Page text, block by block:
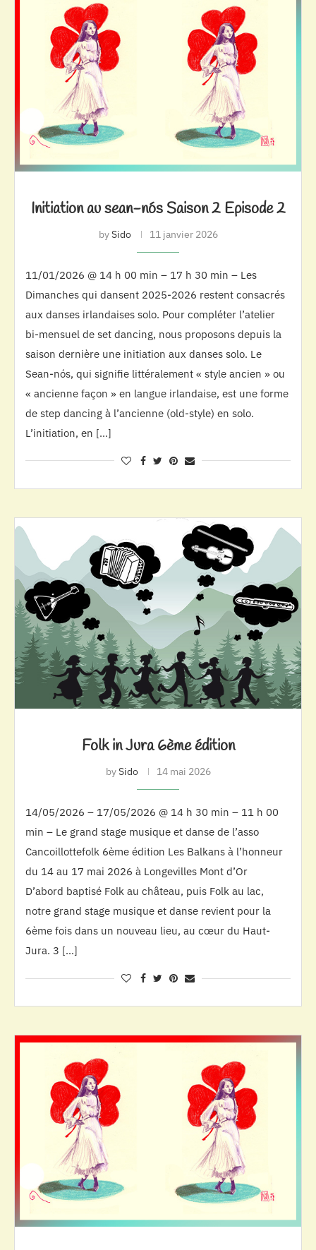
Initiation au sean-nós Saison 2 Episode 2
bySido 11 janvier 2026
11/01/2026 @ 14 h 00 min – 17 h 30 min – Les
Dimanches qui dansent 2025-2026 restent consacrés
aux danses irlandaises solo. Pour compléter l’atelier
bi-mensuel de set dancing, nous proposons depuis la
saison dernière une initiation aux danses solo. Le
Sean-nós, qui signifie littéralement « style ancien » ou
« ancienne façon » en langue irlandaise, est une forme
de step dancing à l’ancienne (old-style) en solo.
L’initiation, en […]
Folk in Jura 6ème édition
bySido 14 mai 2026
14/05/2026 – 17/05/2026 @ 14 h 30 min – 11 h 00
min – Le grand stage musique et danse de l’asso
Cancoillottefolk 6ème édition Les Balkans à l’honneur
du 14 au 17 mai 2026 à Longevilles Mont d’Or
D’abord baptisé Folk au château, puis Folk au lac,
notre grand stage musique et danse revient pour la
6ème fois dans un nouveau lieu, au cœur du Haut-
Jura. 3 […]